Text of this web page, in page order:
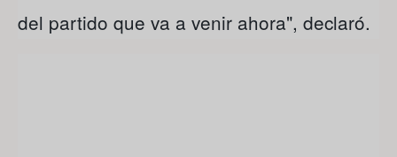
del partido que va a venir ahora", declaró.